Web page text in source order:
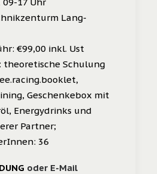
Lang-
€99,00 inkl. Ust
Schulung
Geschenkebox mit
Energydrinks und
Partner;
36
oder E-Mail